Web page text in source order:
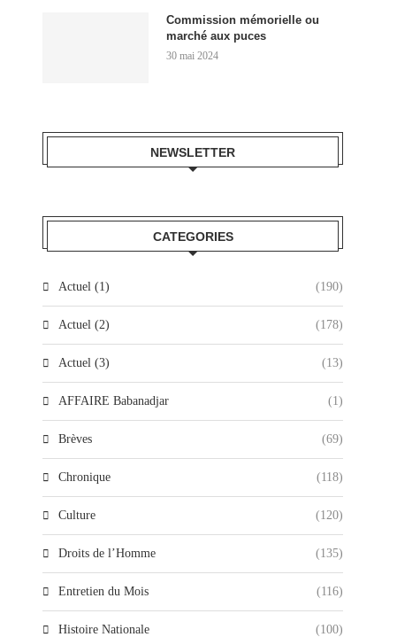
Commission mémorielle ou
marché aux puces
30 mai 2024
NEWSLETTER
CATEGORIES
Actuel (1) (190)
Actuel (2) (178)
Actuel (3) (13)
AFFAIRE Babanadjar (1)
Brèves (69)
Chronique (118)
Culture (120)
Droits de l’Homme (135)
Entretien du Mois (116)
Histoire Nationale (100)